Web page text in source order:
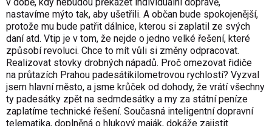
nastavíme mýto tak, aby ušetřili. A občan bude spokojenější,
protože mu bude patřit dálnice, kterou si zaplatil ze svých
daní atd. Vtip je v tom, že nejde o jedno velké řešení, které
způsobí revoluci. Chce to mít vůli si změny odpracovat.
Realizovat stovky drobných nápadů. Proč omezovat řidiče
na průtazích Prahou padesátikilome­trovou rychlostí? Vyzval
jsem hlavní město, a jsme krůček od dohody, že vrátí všechny
ty padesátky zpět na sedmdesátky a my za státní peníze
zaplatíme technické řešení. Současná inteligentní dopravní
telematika, doplněná o hlukový maják, dokáže zajistit